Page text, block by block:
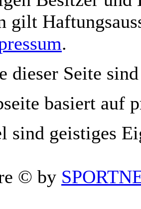
gilt
.
dieser Seite
basiert auf
sind geistiges
© by